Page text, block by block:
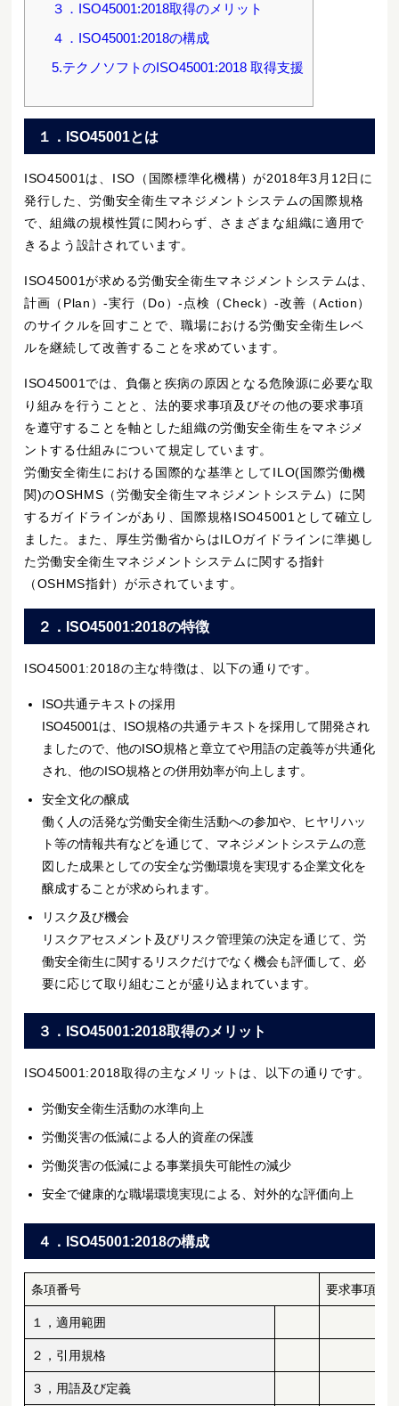
３．ISO45001:2018取得のメリット
４．ISO45001:2018の構成
5.テクノソフトのISO45001:2018 取得支援
１．ISO45001とは
ISO45001は、ISO（国際標準化機構）が2018年3月12日に
発行した、労働安全衛生マネジメントシステムの国際規格
で、組織の規模性質に関わらず、さまざまな組織に適用で
きるよう設計されています。
ISO45001が求める労働安全衛生マネジメントシステムは、
計画（Plan）-実行（Do）-点検（Check）-改善（Action）
のサイクルを回すことで、職場における労働安全衛生レベ
ルを継続して改善することを求めています。
ISO45001では、負傷と疾病の原因となる危険源に必要な取
り組みを行うことと、法的要求事項及びその他の要求事項
を遵守することを軸とした組織の労働安全衛生をマネジメ
ントする仕組みについて規定しています。
労働安全衛生における国際的な基準としてILO(国際労働機
関)のOSHMS（労働安全衛生マネジメントシステム）に関
するガイドラインがあり、国際規格ISO45001として確立し
ました。また、厚生労働省からはILOガイドラインに準拠し
た労働安全衛生マネジメントシステムに関する指針
（OSHMS指針）が示されています。
２．ISO45001:2018の特徴
ISO45001:2018の主な特徴は、以下の通りです。
ISO共通テキストの採用
ISO45001は、ISO規格の共通テキストを採用して開発され
ましたので、他のISO規格と章立てや用語の定義等が共通化
され、他のISO規格との併用効率が向上します。
安全文化の醸成
働く人の活発な労働安全衛生活動への参加や、ヒヤリハッ
ト等の情報共有などを通じて、マネジメントシステムの意
図した成果としての安全な労働環境を実現する企業文化を
醸成することが求められます。
リスク及び機会
リスクアセスメント及びリスク管理策の決定を通じて、労
働安全衛生に関するリスクだけでなく機会も評価して、必
要に応じて取り組むことが盛り込まれています。
３．ISO45001:2018取得のメリット
ISO45001:2018取得の主なメリットは、以下の通りです。
労働安全衛生活動の水準向上
労働災害の低減による人的資産の保護
労働災害の低減による事業損失可能性の減少
安全で健康的な職場環境実現による、対外的な評価向上
４．ISO45001:2018の構成
条項番号 要求事項
１，適用範囲
２，引用規格
３，用語及び定義